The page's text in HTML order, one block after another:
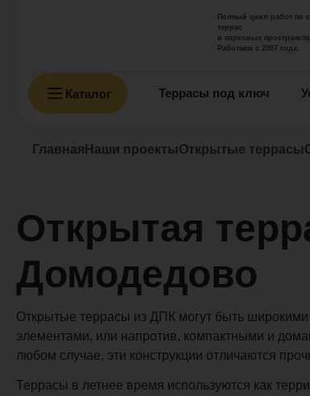
Полный цикл работ по
террас
и парковых
Работаем с 2007 года.
Каталог Террасы под ключ
Главная Наши проектыОткрытые террасы
Открытая
Домодедово
Открытые террасы из ДПК могут быть
элементами, или напротив, компактными и
любом случае, эти конструкции отличаются
Террасы в летнее время используются как